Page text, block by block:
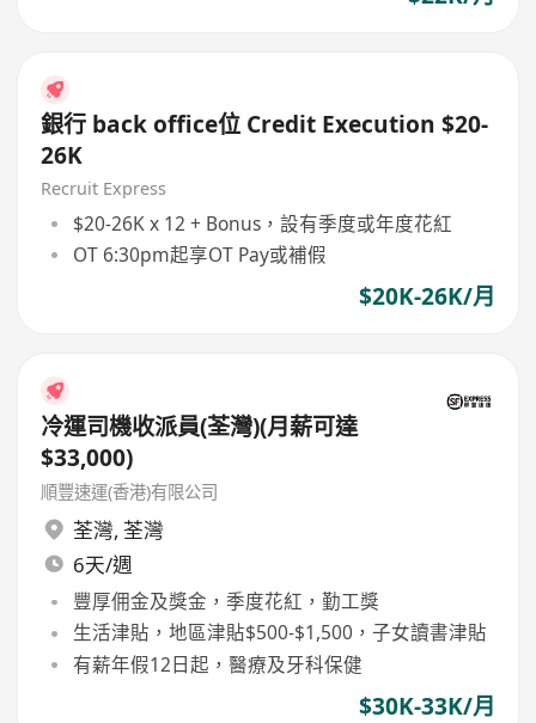
銀行 back office位 Credit Execution $20-
26K
Recruit Express
$20-26K x 12 + Bonus，設有季度或年度花紅
OT 6:30pm起享OT Pay或補假
$20K-26K/月
冷運司機收派員(荃灣)(月薪可達
$33,000)
順豐速運(香港)有限公司
荃灣, 荃灣
6天/週
豐厚佣金及獎金，季度花紅，勤工獎
生活津貼，地區津貼$500-$1,500，子女讀書津貼
有薪年假12日起，醫療及牙科保健
$30K-33K/月